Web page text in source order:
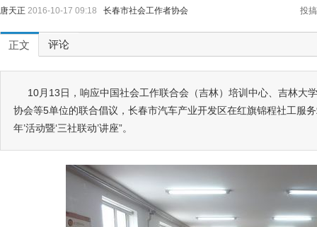
唐天正 2016-10-17 09:18 长春市社会工作者协会 投搞
正文 评论
10月13日，响应中国社会工作联合会（吉林）培训中心、吉林大
协会等5单位的联合倡议，长春市汽车产业开发区在红旗锦程社工服
年’活动暨‘三社联动’讲座”。